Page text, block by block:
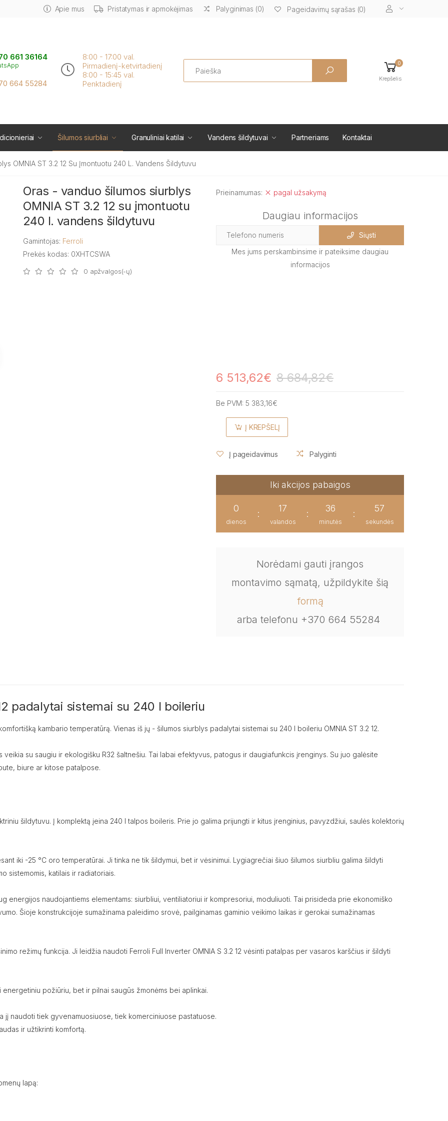
Apie mus Pristatymas ir apmokėjimas Palyginimas (0) Pageidavimų sąrašas (0)
661 36164
664 55284
8:00 - 17:00 val.
Pirmadienį-ketvirtadienį
8:00 - 15:45 val.
Penktadienį
Search 0
Krepšelis
Šilumos siurbliai Granuliniai katilai Vandens šildytuvai Partneriams Kontaktai
OMNIA ST 3.2 12 Su Įmontuotu 240 L. Vandens Šildytuvu
Oras - vanduo šilumos siurblys
OMNIA ST 3.2 12 su įmontuotu
240 l. vandens šildytuvu
Gamintojas: Ferroli
Prekės kodas: 0XHTCSWA
0 apžvalgos(-ų)
Prieinamumas: pagal užsakymą
Daugiau informacijos
Siųsti
Mes jums perskambinsime ir pateiksime daugiau
informacijos
6 513,62€ 8 684,82€
Be PVM: 5 383,16€
Į KREPŠELĮ
Į pageidavimus Palyginti
Iki akcijos pabaigos
0
dienos
:
17
valandos
:
36
minutės
:
56
sekundės
Norėdami gauti įrangos
montavimo sąmatą, užpildykite šią
formą
arba telefonu +370 664 55284
padalytai sistemai su 240 l boileriu
kambario temperatūrą. Vienas iš jų - šilumos siurblys padalytai sistemai su 240 l boileriu OMNIA ST 3.2 12.
su saugiu ir ekologišku R32 šaltnešiu. Tai labai efektyvus, patogus ir daugiafunkcis įrenginys. Su juo galėsite
biure ar kitose patalpose.
šildytuvu. Į komplektą įeina 240 l talpos boileris. Prie jo galima prijungti ir kitus įrenginius, pavyzdžiui, saulės kolektorių
iki -25 °C oro temperatūrai. Ji tinka ne tik šildymui, bet ir vėsinimui. Lygiagrečiai šiuo šilumos siurbliu galima šildyti
sistemomis, katilais ir radiatoriais.
energijos naudojantiems elementams: siurbliui, ventiliatoriui ir kompresoriui, moduliuoti. Tai prisideda prie ekonomiško
Šioje konstrukcijoje sumažinama paleidimo srovė, pailginamas gaminio veikimo laikas ir gerokai sumažinamas
režimų funkcija. Ji leidžia naudoti Ferroli Full Inverter OMNIA S 3.2 12 vėsinti patalpas per vasaros karščius ir šildyti
požiūriu, bet ir pilnai saugūs žmonėms bei aplinkai.
jį naudoti tiek gyvenamuosiuose, tiek komerciniuose pastatuose.
ir užtikrinti komfortą.
lapą: